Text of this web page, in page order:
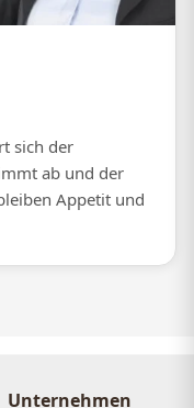
sich der
ab und der
Appetit und
Unternehmen